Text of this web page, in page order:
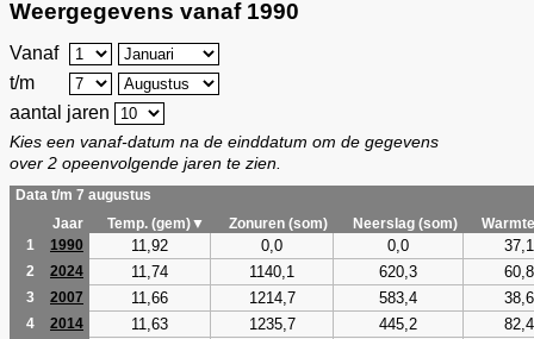
Weergegevens vanaf 1990
Vanaf
t/m
aantal jaren
Kies een vanaf-datum na de einddatum om de gegevens
over 2 opeenvolgende jaren te zien.
Data t/m 7 augustus
Jaar
Temp. (gem)▼ Zonuren (som) Neerslag (som)
1
1990 11,92 0,0 0,0 37,1
2 2024 11,74 1140,1 620,3 60,8
3 2007 11,66 1214,7 583,4 38,6
4 2014 11,63 1235,7 445,2 82,4